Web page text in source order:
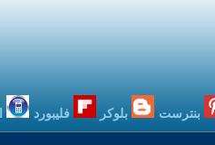
بنترست بلوكر فليبورد